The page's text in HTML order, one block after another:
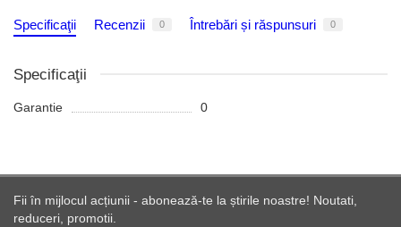
Specificaţii Recenzii 0 Întrebări și răspunsuri 0
Specificaţii
Garantie 0
Fii în mijlocul acțiunii - abonează-te la știrile noastre! Noutati,
reduceri, promotii.